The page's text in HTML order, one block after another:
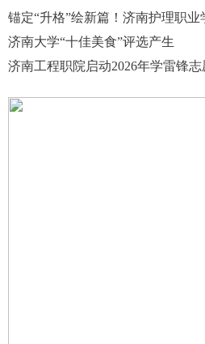
济南大学“十佳美食”评选产生
济南工程职院启动2026年学雷锋志